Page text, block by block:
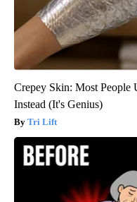
Crepey Skin: Most People
Instead (It's Genius)
Tri Lift